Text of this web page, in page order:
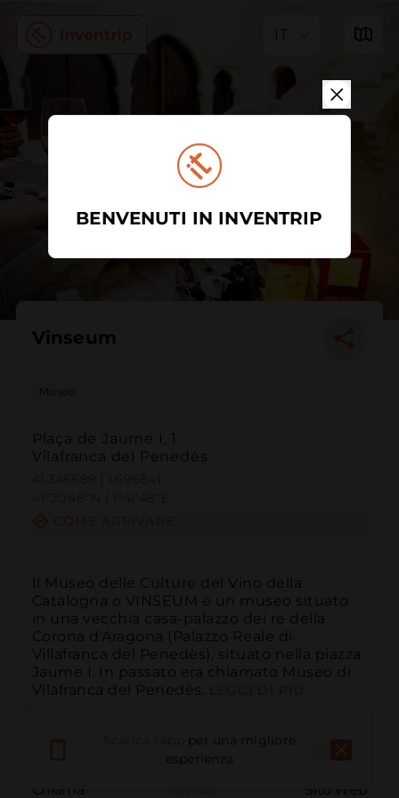
IT
Vinseum
Museo
Plaça de Jaume I, 1
Vilafranca del Penedès
Il Museo delle Culture del Vino della
Catalogna o VINSEUM è un museo situato
in una vecchia casa-palazzo dei re della
Corona d'Aragona (Palazzo Reale di
Villafranca del Penedès), situato nella piazza
Jaume I. In passato era chiamato Museo di
Vilafranca del Penedès.
Chiama Sito Web
per una migliore
esperienza
BENVENUTI IN INVENTRIP